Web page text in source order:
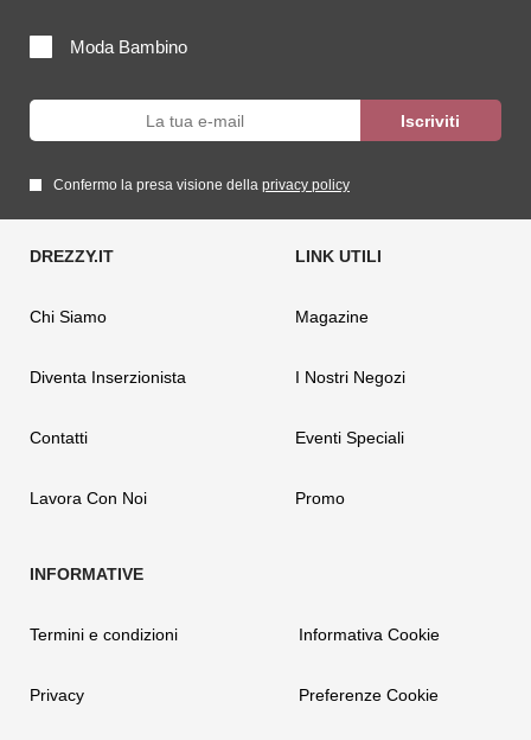
Moda Bambino
Confermo la presa visione della privacy policy
Chi Siamo
Diventa Inserzionista
Contatti
Lavora Con Noi
Magazine
I Nostri Negozi
Eventi Speciali
Promo
Termini e condizioni
Privacy
Informativa Cookie
Preferenze Cookie